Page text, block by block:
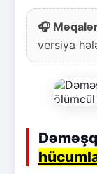
🎧
versiya